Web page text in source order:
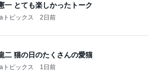
一 とても楽しかったトーク
トピックス 2日前
二 猫の日のたくさんの愛猫
トピックス 1日前